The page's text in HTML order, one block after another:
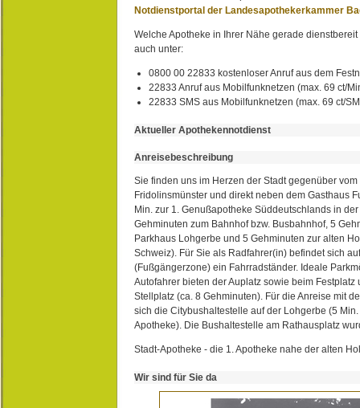
Notdienstportal der Landesapothekerkammer
Welche Apotheke in Ihrer Nähe gerade
auch unter:
0800 00 22833 kostenloser Anruf aus dem
22833 Anruf aus Mobilfunknetzen (max. 69 ct/
22833 SMS aus Mobilfunknetzen (max. 69 ct/
Aktueller Apothekennotdienst
Anreisebeschreibung
Sie finden uns im Herzen der Stadt gegenüber
Fridolinsmünster und direkt neben dem Gasthaus
Min. zur 1. Genußapotheke Süddeutschlands in
Gehminuten zum Bahnhof bzw. Busbahnhof, 5
Parkhaus Lohgerbe und 5 Gehminuten zur alten
Schweiz). Für Sie als Radfahrer(in) befindet sich
(Fußgängerzone) ein Fahrradständer. Ideale
Autofahrer bieten der Auplatz sowie beim Festplatz
Stellplatz (ca. 8 Gehminuten). Für die Anreise mit
sich die Citybushaltestelle auf der Lohgerbe (5
Apotheke). Die Bushaltestelle am Rathausplatz
Stadt-Apotheke - die 1. Apotheke nahe der alten
Wir sind für Sie da